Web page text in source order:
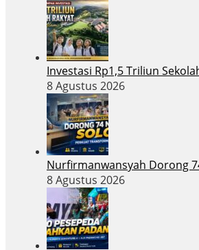
Investasi Rp1,5 Triliun
8 Agustus 2026
Nurfirmanwansyah Dorong
8 Agustus 2026